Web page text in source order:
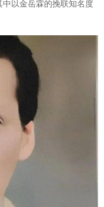
以金岳霖的挽联知名度